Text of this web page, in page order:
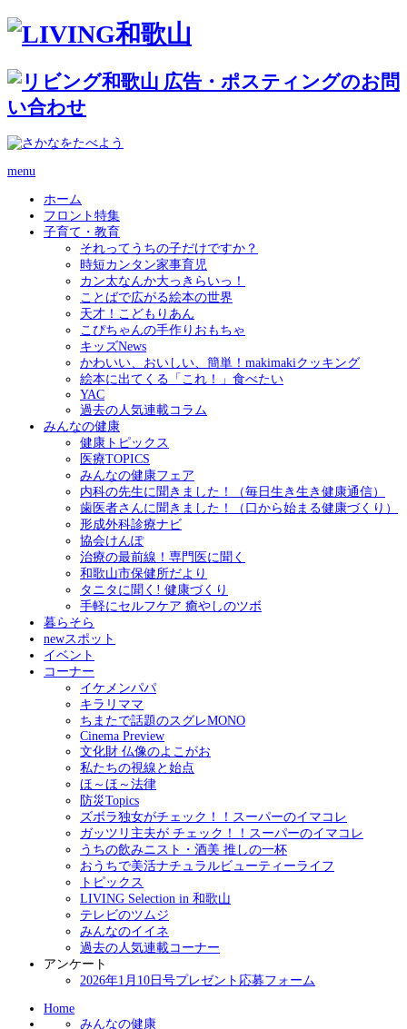
menu
ホーム
フロント特集
子育て・教育
それってうちの子だけですか？
時短カンタン家事育児
カン太なんか大っきらいっ！
ことばで広がる絵本の世界
天才！こどもりあん
こぴちゃんの手作りおもちゃ
キッズNews
かわいい、おいしい、簡単！makimakiクッキング
絵本に出てくる「これ！」食べたい
YAC
過去の人気連載コラム
みんなの健康
健康トピックス
医療TOPICS
みんなの健康フェア
内科の先生に聞きました！（毎日生き生き健康通信）
歯医者さんに聞きました！（口から始まる健康づくり）
形成外科診療ナビ
協会けんぽ
治療の最前線！専門医に聞く
和歌山市保健所だより
タニタに聞く! 健康づくり
手軽にセルフケア 癒やしのツボ
暮らそら
newスポット
イベント
コーナー
イケメンパパ
キラリママ
ちまたで話題のスグレMONO
Cinema Preview
文化財 仏像のよこがお
私たちの視線と始点
ほ～ほ～法律
防災Topics
ズボラ独女がチェック！！スーパーのイマコレ
ガッツリ主夫が チェック！！スーパーのイマコレ
うちの飲みニスト・酒美 推しの一杯
おうちで美活ナチュラルビューティーライフ
トピックス
LIVING Selection in 和歌山
テレビのツムジ
みんなのイイネ
過去の人気連載コーナー
アンケート
2026年1月10日号プレゼント応募フォーム
Home
みんなの健康